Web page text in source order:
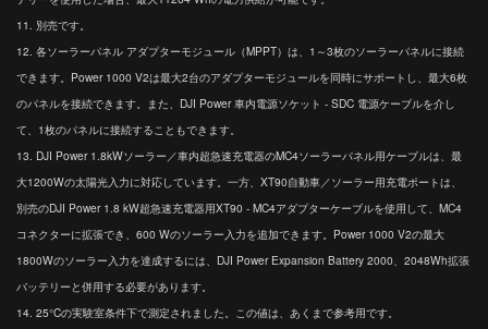
11. 別売です。
12. 各ソーラーパネル アダプターモジュール（MPPT）は、1～3枚のソーラーパネルに接続
できます。Power 1000 V2は最大2台のアダプターモジュールを同時にサポートし、最大6枚
のパネルを接続できます。また、DJI Power 車内電源ソケット - SDC 電源ケーブル‌を介し
て、1枚のパネルに接続することもできます。
13. DJI Power 1.8kWソーラー／車内超急速充電器のMC4ソーラーパネル用ケーブルは、最
大1200Wの太陽光入力に対応しています。一方、XT90自動車／ソーラー用充電ポートは、
別売のDJI Power 1.8 kW超急速充電器用XT90 - MC4アダプターケーブルを使用して、MC4
コネクターに拡張でき、600 Wのソーラー入力を追加できます。Power 1000 V2の最大
1800Wのソーラー入力を達成するには、DJI Power Expansion Battery 2000、2048Wh拡張
バッテリーと併用する必要があります。
14. 25°Cの実験室条件下で測定されました。この値は、あくまで参考用です。